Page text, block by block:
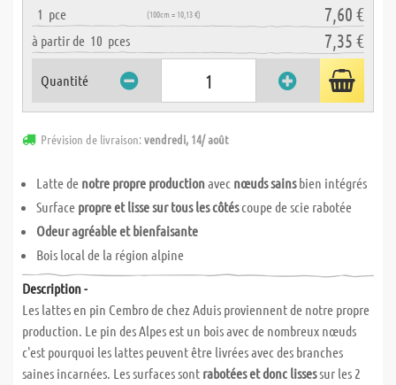
1 pce (100cm = 10,13 €) 7,60 €
à partir de 10 pces 7,35 €
Quantité
Prévision de livraison:vendredi, 14/ août
Latte de notre propre productionavec nœuds sainsbien intégrés
Surface propre et lisse sur tous les côtéscoupe de scie rabotée
Odeur agréable et bienfaisante
Bois local de la région alpine
Description -
Les lattes en pin Cembro de chez Aduis proviennent de notre propre
production. Le pin des Alpes est un bois avec de nombreux nœuds
c'est pourquoi les lattes peuvent être livrées avec des branches
saines incarnées. Les surfaces sont rabotées et donc lissessur les 2